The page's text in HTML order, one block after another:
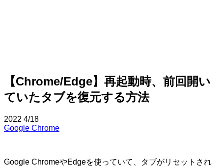
【Chrome/Edge】再起動時、前回開い
ていたタブを復元する方法
2022 4/18
Google Chrome
Google ChromeやEdgeを使っていて、タブがリセットされ